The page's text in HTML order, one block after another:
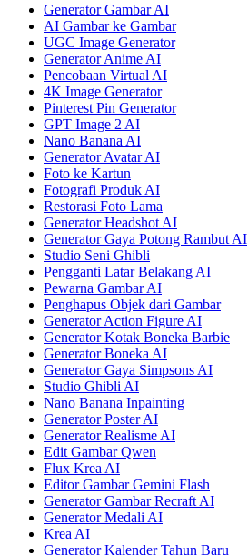
Generator Gambar AI
AI Gambar ke Gambar
UGC Image Generator
Generator Anime AI
Pencobaan Virtual AI
4K Image Generator
Pinterest Pin Generator
GPT Image 2 AI
Nano Banana AI
Generator Avatar AI
Foto ke Kartun
Fotografi Produk AI
Restorasi Foto Lama
Generator Headshot AI
Generator Gaya Potong Rambut AI
Studio Seni Ghibli
Pengganti Latar Belakang AI
Pewarna Gambar AI
Penghapus Objek dari Gambar
Generator Action Figure AI
Generator Kotak Boneka Barbie
Generator Boneka AI
Generator Gaya Simpsons AI
Studio Ghibli AI
Nano Banana Inpainting
Generator Poster AI
Generator Realisme AI
Edit Gambar Qwen
Flux Krea AI
Editor Gambar Gemini Flash
Generator Gambar Recraft AI
Generator Medali AI
Krea AI
Generator Kalender Tahun Baru